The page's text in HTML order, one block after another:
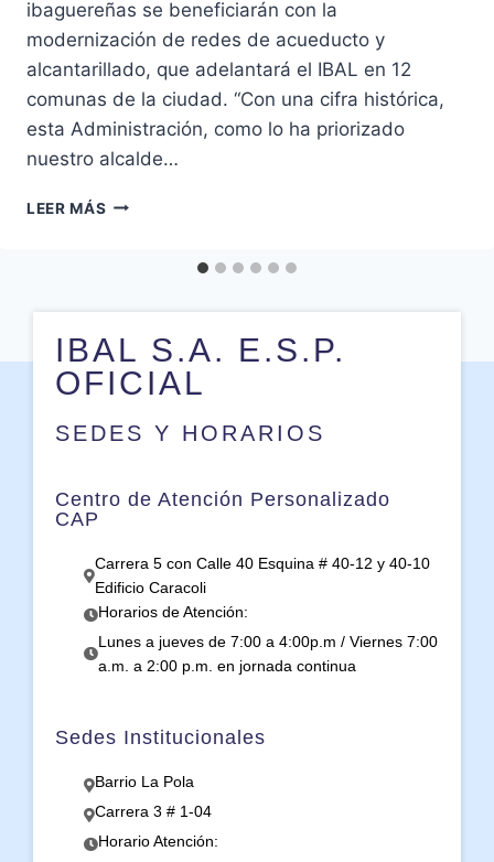
ibaguereñas se beneficiarán con la
modernización de redes de acueducto y
alcantarillado, que adelantará el IBAL en 12
comunas de la ciudad. “Con una cifra histórica,
esta Administración, como lo ha priorizado
nuestro alcalde…
LEER MÁS
IBAL S.A. E.S.P.
OFICIAL
SEDES Y HORARIOS
Centro de Atención Personalizado
CAP
Carrera 5 con Calle 40 Esquina # 40-12 y 40-10
Edificio Caracoli
Horarios de Atención:
Lunes a jueves de 7:00 a 4:00p.m / Viernes 7:00
a.m. a 2:00 p.m. en jornada continua
Sedes Institucionales
Barrio La Pola
Carrera 3 # 1-04
Horario Atención: